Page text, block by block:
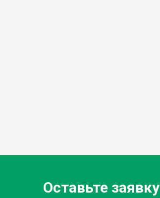
Оставьте заявку